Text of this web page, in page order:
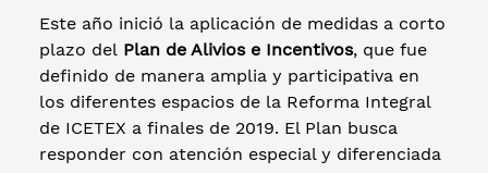
Este año inició la aplicación de medidas a corto
plazo del Plan de Alivios e Incentivos, que fue
definido de manera amplia y participativa en
los diferentes espacios de la Reforma Integral
de ICETEX a finales de 2019. El Plan busca
responder con atención especial y diferenciada